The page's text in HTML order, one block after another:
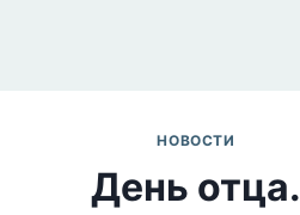
НОВОСТИ
День отца.